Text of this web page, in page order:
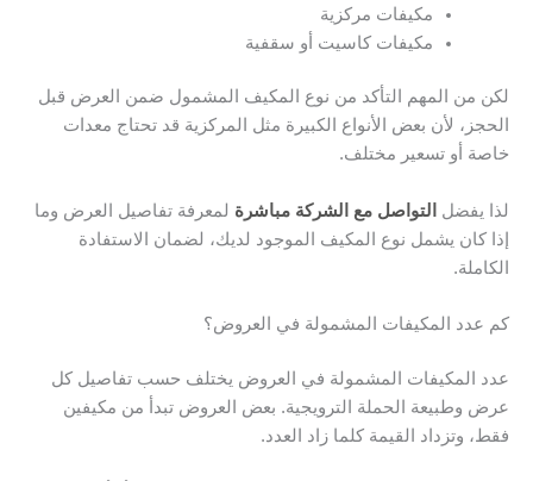
مكيفات مركزية
مكيفات كاسيت أو سقفية
لكن من المهم التأكد من نوع المكيف المشمول ضمن العرض قبل
الحجز، لأن بعض الأنواع الكبيرة مثل المركزية قد تحتاج معدات
خاصة أو تسعير مختلف.
لذا يفضل التواصل مع الشركة مباشرة لمعرفة تفاصيل العرض وما
إذا كان يشمل نوع المكيف الموجود لديك، لضمان الاستفادة
الكاملة.
كم عدد المكيفات المشمولة في العروض؟
عدد المكيفات المشمولة في العروض يختلف حسب تفاصيل كل
عرض وطبيعة الحملة الترويجية. بعض العروض تبدأ من مكيفين
فقط، وتزداد القيمة كلما زاد العدد.